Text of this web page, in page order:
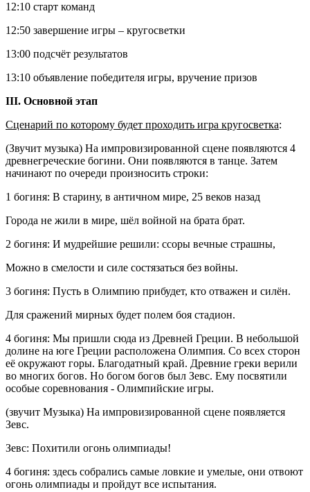
12:10 старт команд
12:50 завершение игры – кругосветки
13:00 подсчёт результатов
13:10 объявление победителя игры, вручение призов
III. Основной этап
Сценарий по которому будет проходить игра кругосветка:
(Звучит музыка) На импровизированной сцене появляются 4
древнегреческие богини. Они появляются в танце. Затем
начинают по очереди произносить строки:
1 богиня: В старину, в античном мире, 25 веков назад
Города не жили в мире, шёл войной на брата брат.
2 богиня: И мудрейшие решили: ссоры вечные страшны,
Можно в смелости и силе состязаться без войны.
3 богиня: Пусть в Олимпию прибудет, кто отважен и силён.
Для сражений мирных будет полем боя стадион.
4 богиня: Мы пришли сюда из Древней Греции. В небольшой
долине на юге Греции расположена Олимпия. Со всех сторон
её окружают горы. Благодатный край. Древние греки верили
во многих богов. Но богом богов был Зевс. Ему посвятили
особые соревнования - Олимпийские игры.
(звучит Музыка) На импровизированной сцене появляется
Зевс.
Зевс: Похитили огонь олимпиады!
4 богиня: здесь собрались самые ловкие и умелые, они отвоют
огонь олимпиады и пройдут все испытания.